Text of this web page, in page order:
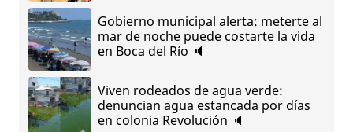
Gobierno municipal alerta: meterte al
mar de noche puede costarte la vida
en Boca del Río 🔈
Viven rodeados de agua verde:
denuncian agua estancada por días
en colonia Revolución 🔈